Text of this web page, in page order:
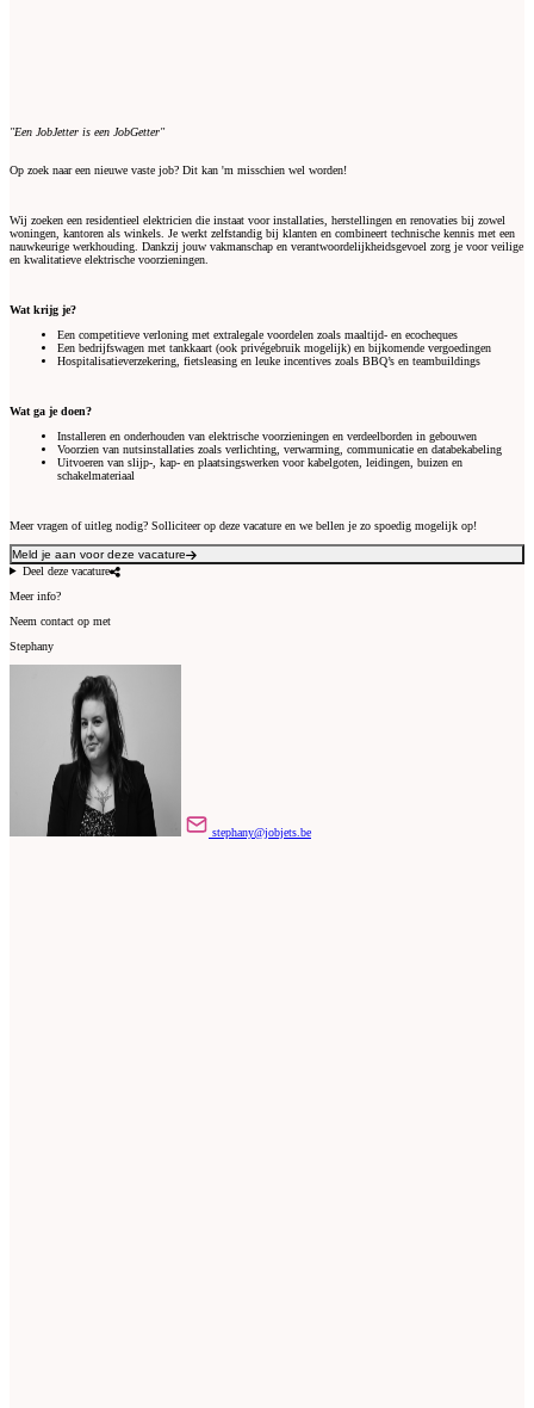
"Een JobJetter is een JobGetter"
Op zoek naar een nieuwe vaste job? Dit kan 'm misschien wel worden!
Wij zoeken een residentieel elektricien die instaat voor installaties, herstellingen en renovaties bij zowel
woningen, kantoren als winkels. Je werkt zelfstandig bij klanten en combineert technische kennis met een
nauwkeurige werkhouding. Dankzij jouw vakmanschap en verantwoordelijkheidsgevoel zorg je voor veilige
en kwalitatieve elektrische voorzieningen.
Wat krijg je?
Een competitieve verloning met extralegale voordelen zoals maaltijd- en ecocheques
Een bedrijfswagen met tankkaart (ook privégebruik mogelijk) en bijkomende vergoedingen
Hospitalisatieverzekering, fietsleasing en leuke incentives zoals BBQ’s en teambuildings
Wat ga je doen?
Installeren en onderhouden van elektrische voorzieningen en verdeelborden in gebouwen
Voorzien van nutsinstallaties zoals verlichting, verwarming, communicatie en databekabeling
Uitvoeren van slijp-, kap- en plaatsingswerken voor kabelgoten, leidingen, buizen en
schakelmateriaal
Meer vragen of uitleg nodig? Solliciteer op deze vacature en we bellen je zo spoedig mogelijk op!
Meld je aan voor deze vacature
Deel deze vacature
Meer info?
Neem contact op met
Stephany
stephany@jobjets.be